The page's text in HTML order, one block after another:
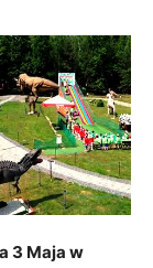
3 Maja w